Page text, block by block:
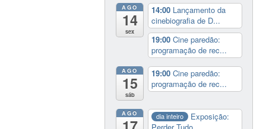
AGO
14
sex
14:00 Lançamento da
cinebiografia de D...
19:00Cine paredão:
programação de rec...
AGO
15
sáb
19:00Cine paredão:
programação de rec...
AGO dia inteiro
Exposição:
Perder Tudo.